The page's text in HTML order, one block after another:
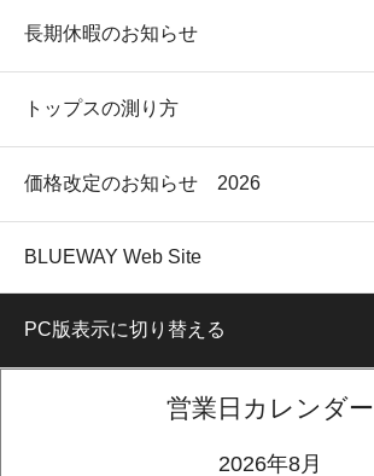
長期休暇のお知らせ
トップスの測り方
価格改定のお知らせ 2026
BLUEWAY Web Site
PC版表示に切り替える
営業日カレンダー
2026年8月